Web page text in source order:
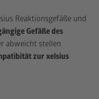
Reaktionsgefäße und
Gefäße des
abweicht stellen
zur xelsius